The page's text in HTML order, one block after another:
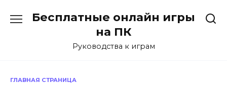
Бесплатные онлайн игры
на ПК
Руководства к играм
ГЛАВНАЯ СТРАНИЦА